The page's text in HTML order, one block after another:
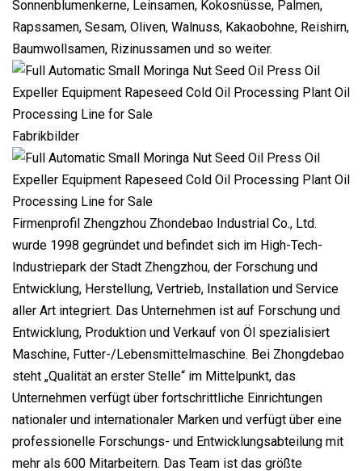
Sonnenblumenkerne, Leinsamen, Kokosnüsse, Palmen,
Rapssamen, Sesam, Oliven, Walnuss, Kakaobohne, Reishirn,
Baumwollsamen, Rizinussamen und so weiter.
Fabrikbilder
Firmenprofil Zhengzhou Zhondebao Industrial Co., Ltd.
wurde 1998 gegründet und befindet sich im High-Tech-
Industriepark der Stadt Zhengzhou, der Forschung und
Entwicklung, Herstellung, Vertrieb, Installation und Service
aller Art integriert. Das Unternehmen ist auf Forschung und
Entwicklung, Produktion und Verkauf von Öl spezialisiert
Maschine, Futter-/Lebensmittelmaschine. Bei Zhongdebao
steht „Qualität an erster Stelle“ im Mittelpunkt, das
Unternehmen verfügt über fortschrittliche Einrichtungen
nationaler und internationaler Marken und verfügt über eine
professionelle Forschungs- und Entwicklungsabteilung mit
mehr als 600 Mitarbeitern. Das Team ist das größte